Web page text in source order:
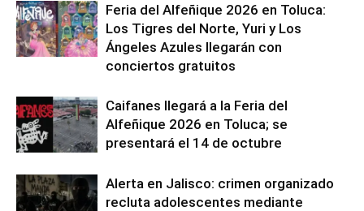
Feria del Alfeñique 2026 en Toluca:
Los Tigres del Norte, Yuri y Los
Ángeles Azules llegarán con
conciertos gratuitos
Caifanes llegará a la Feria del
Alfeñique 2026 en Toluca; se
presentará el 14 de octubre
Alerta en Jalisco: crimen organizado
recluta adolescentes mediante